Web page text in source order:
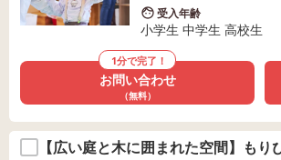
受入年齢
小学生 中学生 高校生
1分で完了！
お問い合わせ
（無料）
【広い庭と木に囲まれた空間】もり